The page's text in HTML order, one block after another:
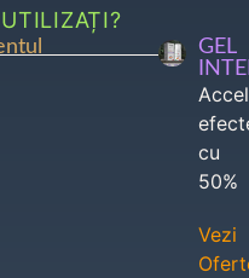
GEL
cu
50%
Vezi